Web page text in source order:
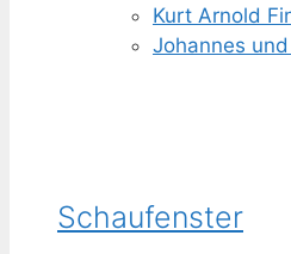
Kurt Arnold
Johannes
Schaufenster